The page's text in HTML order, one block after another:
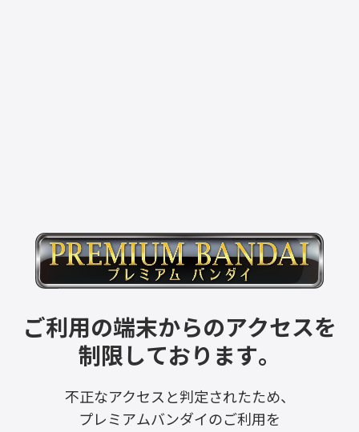
ご利用の端末からのアクセスを
制限しております。
不正なアクセスと判定されたため、
プレミアムバンダイのご利用を